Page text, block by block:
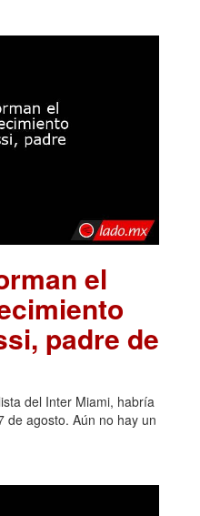
el
padre de
del Inter Miami, habría
de agosto. Aún no hay un